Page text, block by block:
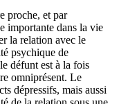
proche, et par
importante dans la vie
la relation avec le
psychique de
défunt est à la fois
omniprésent. Le
dépressifs, mais aussi